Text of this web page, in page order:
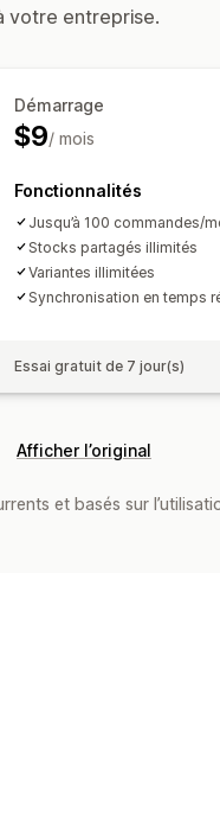
votre entreprise.
Démarrage
$9/ mois
Fonctionnalités
Jusqu’à 100 commandes/
Stocks partagés illimités
Variantes illimitées
Synchronisation en temps
Essai gratuit de 7 jour(s)
Afficher l’original
et basés sur